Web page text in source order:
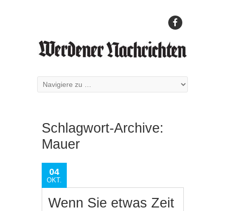
Schlagwort-Archive:
Mauer
04
OKT.
Wenn Sie etwas Zeit